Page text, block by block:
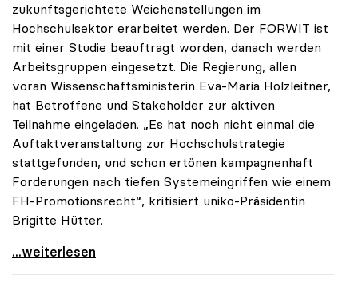
zukunftsgerichtete Weichenstellungen im
Hochschulsektor erarbeitet werden. Der FORWIT ist
mit einer Studie beauftragt worden, danach werden
Arbeitsgruppen eingesetzt. Die Regierung, allen
voran Wissenschaftsministerin Eva-Maria Holzleitner,
hat Betroffene und Stakeholder zur aktiven
Teilnahme eingeladen. „Es hat noch nicht einmal die
Auftaktveranstaltung zur Hochschulstrategie
stattgefunden, und schon ertönen kampagnenhaft
Forderungen nach tiefen Systemeingriffen wie einem
FH-Promotionsrecht“, kritisiert uniko-Präsidentin
Brigitte Hütter.
„Deplatzierte Kampagne“: uniko irritiert über
...weiterlesen